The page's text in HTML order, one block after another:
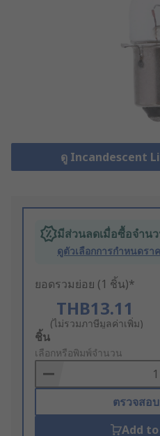
ดู Incandescent
มีส่วนลดเมื่อซื้อจำน
ดูตัวเลือกการกำหนดร
ยอดรวมย่อย (1 ชิ้น)*
THB13.11
(ไม่รวมภาษีมูลค่าเพิ่ม)
Add
to
Basket
ชิ้น
เลือกหรือพิมพ์จำนวน
ตรวจสอ
Add